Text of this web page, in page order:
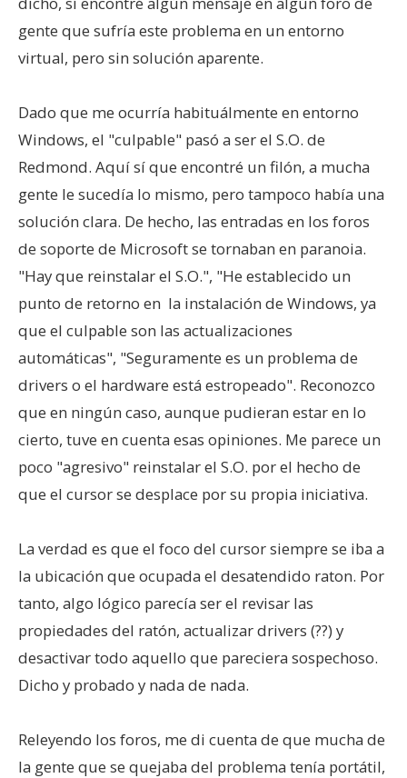
gente que sufría este problema en un entorno
virtual, pero sin solución aparente.
Dado que me ocurría habituálmente en entorno
Windows, el "culpable" pasó a ser el S.O. de
Redmond. Aquí sí que encontré un filón, a mucha
gente le sucedía lo mismo, pero tampoco había una
solución clara. De hecho, las entradas en los foros
de soporte de Microsoft se tornaban en paranoia.
"Hay que reinstalar el S.O.", "He establecido un
punto de retorno en la instalación de Windows, ya
que el culpable son las actualizaciones
automáticas", "Seguramente es un problema de
drivers o el hardware está estropeado". Reconozco
que en ningún caso, aunque pudieran estar en lo
cierto, tuve en cuenta esas opiniones. Me parece un
poco "agresivo" reinstalar el S.O. por el hecho de
que el cursor se desplace por su propia iniciativa.
La verdad es que el foco del cursor siempre se iba a
la ubicación que ocupada el desatendido raton. Por
tanto, algo lógico parecía ser el revisar las
propiedades del ratón, actualizar drivers (??) y
desactivar todo aquello que pareciera sospechoso.
Dicho y probado y nada de nada.
Releyendo los foros, me di cuenta de que mucha de
la gente que se quejaba del problema tenía portátil,